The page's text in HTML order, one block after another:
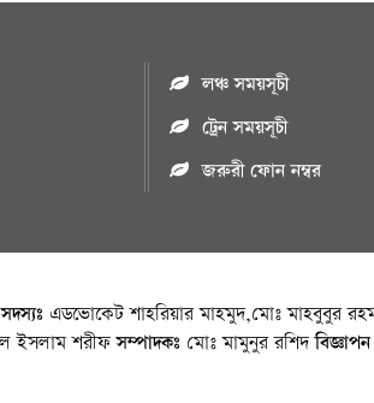
লঞ্চ সময়সূচী
ট্রেন সময়সূচী
জরুরী ফোন নম্বর
এডভোকেট শাহরিয়ার মাহমুদ,মোঃ মাহবুবুর
ইসলাম শরীফসম্পাদকঃ মোঃ মামুনুর রশিদ